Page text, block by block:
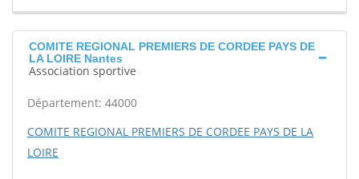
COMITE REGIONAL PREMIERS DE CORDEE PAYS DE
LA LOIRE Nantes
Association sportive
Département: 44000
COMITE REGIONAL PREMIERS DE CORDEE PAYS DE LA
LOIRE